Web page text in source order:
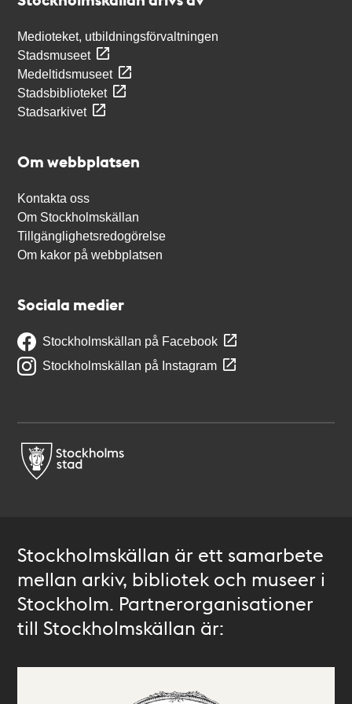
Medioteket, utbildningsförvaltningen
Stadsmuseet
Medeltidsmuseet
Stadsbiblioteket
Stadsarkivet
Om webbplatsen
Kontakta oss
Om Stockholmskällan
Tillgänglighetsredogörelse
Om kakor på webbplatsen
Sociala medier
Stockholmskällan på Facebook
Stockholmskällan på Instagram
Stockholmskällan är ett samarbete
mellan arkiv, bibliotek och museer i
Stockholm. Partnerorganisationer
till Stockholmskällan är: